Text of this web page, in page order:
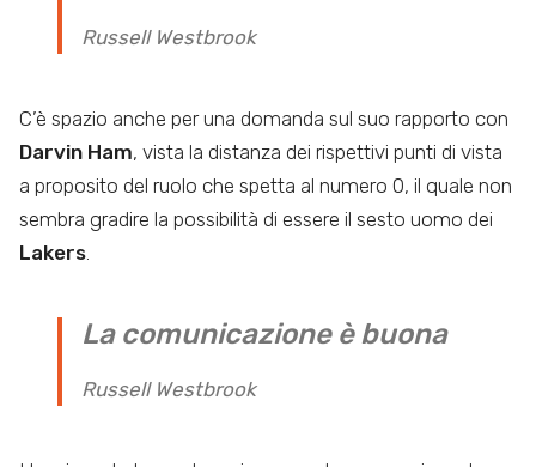
Russell Westbrook
C’è spazio anche per una domanda sul suo rapporto con
Darvin Ham, vista la distanza dei rispettivi punti di vista
a proposito del ruolo che spetta al numero 0, il quale non
sembra gradire la possibilità di essere il sesto uomo dei
Lakers
La comunicazione è buona
Russell Westbrook